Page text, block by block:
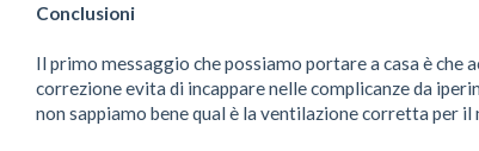
Conclusioni
Il primo messaggio che possiamo portare a casa è
correzione evita di incappare nelle complicanze da
non sappiamo bene qual è la ventilazione corretta per